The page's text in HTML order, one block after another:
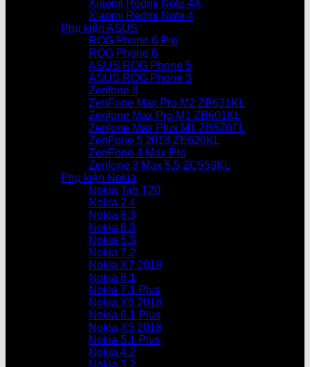
Xiaomi Redmi Note 4X
Xiaomi Redmi Note 4
Phụ kiện ASUS
ROG Phone 6 Pro
ROG Phone 6
ASUS ROG Phone 5
ASUS ROG Phone 3
Zenfone 8
ZenFone Max Pro M2 ZB631KL
Zenfone Max Pro M1 ZB601KL
Zenfone Max Plus M1 ZB570TL
ZenFone 5 2018 ZE620KL
ZenFone 4 Max Pro
Zenfone 3 Max 5.5 ZC553KL
Phụ kiện Nokia
Nokia Tab T20
Nokia 2.4
Nokia 8.3
Nokia 6.3
Nokia 5.3
Nokia 7.2
Nokia X7 2018
Nokia 8.1
Nokia 7.1 Plus
Nokia X6 2018
Nokia 6.1 Plus
Nokia X5 2018
Nokia 5.1 Plus
Nokia 4.2
Nokia 3.2